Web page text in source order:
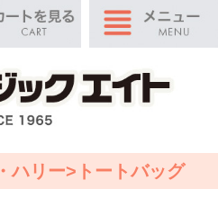
ハリー>トートバッグ